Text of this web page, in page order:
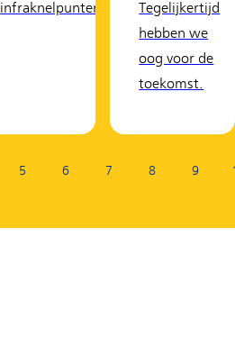
infraknelpunten.
Tegelijkertijd
hebben we
oog voor de
toekomst.
5 6 7 8 9